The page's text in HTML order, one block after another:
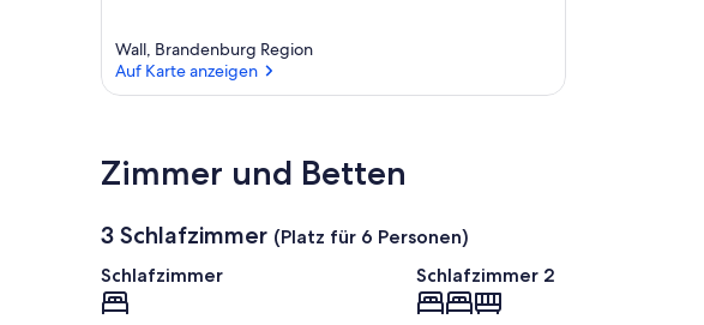
Wall, Brandenburg Region
Auf Karte anzeigen
Zimmer und Betten
3 Schlafzimmer (Platz für 6 Personen)
Schlafzimmer
Schlafzimmer 2